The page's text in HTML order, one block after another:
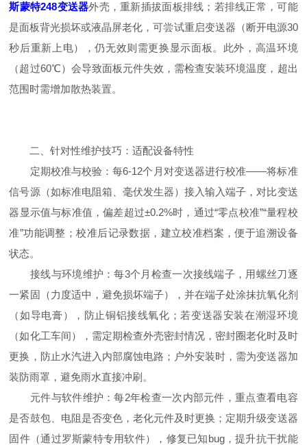
斯蒙特248变送器外壳，重新插拔面板排线；若排线正常，可能
是面板背光损坏或液晶屏老化，可尝试重启变送器（断开电源30
秒后重新上电），仍无效则需更换显示面板。此外，高温环境
（超过60℃）会导致面板元件失效，需检查安装环境温度，超出
范围时需增加散热装置。
二、针对性维护技巧：适配设备特性
定期校准与校验：每6-12个月对变送器进行校准——将标准
信号源（如标准电阻箱、毫伏发生器）接入输入端子，对比变送
器显示值与标准值，偏差超过±0.2%时，通过“零点校准”“量程校
准”功能调整；校准后记录数据，建立校准档案，便于追溯设备
状态。
接线与环境维护：每3个月检查一次接线端子，用螺丝刀逐
一紧固（力度适中，避免损坏端子），并在端子处涂抹抗氧化剂
（如导电膏），防止铜铝接线氧化；若变送器安装在潮湿环境
（如化工车间），需定期检查外壳密封情况，密封圈老化时及时
更换，防止水汽进入内部腐蚀电路；户外安装时，需为变送器加
装防雨罩，避免雨水直接冲刷。
元件与软件维护：每2年检查一次内部元件，重点查看电容
是否鼓包、电阻是否变色，老化元件及时更换；定期升级变送器
固件（通过罗斯蒙特专用软件），修复已知bug，提升抗干扰能